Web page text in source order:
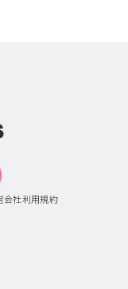
会社利用規約